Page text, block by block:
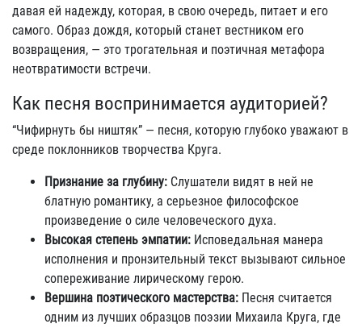
давая ей надежду, которая, в свою очередь, питает и его
самого. Образ дождя, который станет вестником его
возвращения, — это трогательная и поэтичная метафора
неотвратимости встречи.
Как песня воспринимается аудиторией?
“Чифирнуть бы ништяк” — песня, которую глубоко уважают в
среде поклонников творчества Круга.
Признание за глубину: Слушатели видят в ней не
блатную романтику, а серьезное философское
произведение о силе человеческого духа.
Высокая степень эмпатии: Исповедальная манера
исполнения и пронзительный текст вызывают сильное
сопереживание лирическому герою.
Вершина поэтического мастерства: Песня считается
одним из лучших образцов поэзии Михаила Круга, где